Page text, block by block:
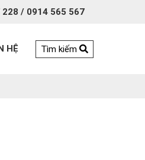
/ 0914 565 567
HỆ Tìm kiếm